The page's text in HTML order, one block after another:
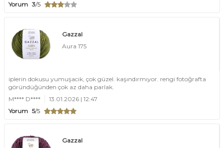
Yorum 3/5
Gazzal
Aura 175
iplerin dokusu yumuşacık, çok güzel. kaşındırmıyor. rengi fotoğrafta
göründüğünden çok az daha parlak.
M**** D****
13.01.2026 | 12:47
Yorum 5/5
Gazzal